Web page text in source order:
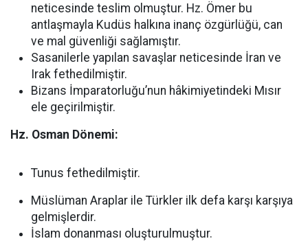
neticesinde teslim olmuştur. Hz. Ömer bu
antlaşmayla Kudüs halkına inanç özgürlüğü, can
ve mal güvenliği sağlamıştır.
Sasanilerle yapılan savaşlar neticesinde İran ve
Irak fethedilmiştir.
Bizans İmparatorluğu’nun hâkimiyetindeki Mısır
ele geçirilmiştir.
Hz. Osman Dönemi:
Tunus fethedilmiştir.
Müslüman Araplar ile Türkler ilk defa karşı karşıya
gelmişlerdir.
İslam donanması oluşturulmuştur.